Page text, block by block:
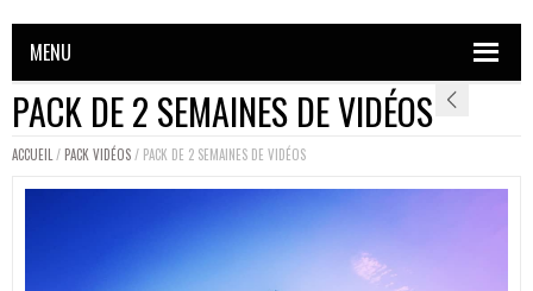
MENU
PACK DE 2 SEMAINES DE VIDÉOS
ACCUEIL /PACK VIDÉOS/ PACK DE 2 SEMAINES DE VIDÉOS